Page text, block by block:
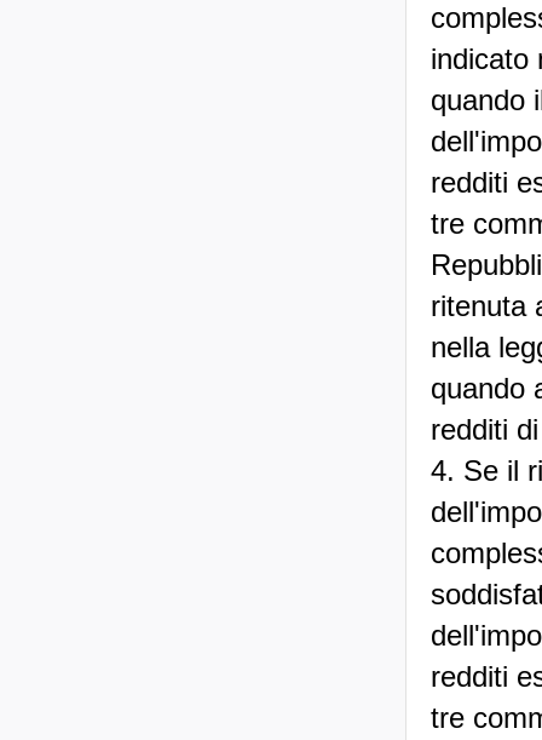
indicato
quando
redditi
tre
ritenuta
nella
quando
redditi
4. Se il
redditi
tre